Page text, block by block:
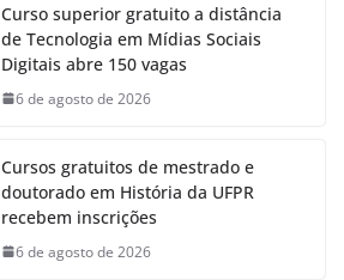
Curso superior gratuito a distância
de Tecnologia em Mídias Sociais
Digitais abre 150 vagas
6 de agosto de 2026
Cursos gratuitos de mestrado e
doutorado em História da UFPR
recebem inscrições
6 de agosto de 2026